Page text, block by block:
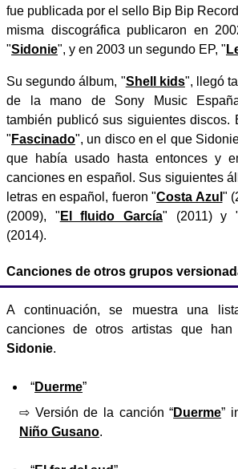
fue publicada por el sello Bip Bip
misma discográfica publicaron en
"Sidonie", y en 2003 un segundo EP, "
Su segundo álbum, "Shell kids", llegó
de la mano de Sony Music
también publicó sus siguientes discos.
" Fascinado", un disco en el que
que había usado hasta entonces y
canciones en español. Sus siguientes
letras en español, fueron "Costa Azul "
(2009), " El fluido García" (2011) y
(2014).
Canciones de otros grupos
A continuación, se muestra una
canciones de otros artistas que
Sidonie.
“Duerme”
⇨ Versión de la canción “Duerme”
Niño Gusano.